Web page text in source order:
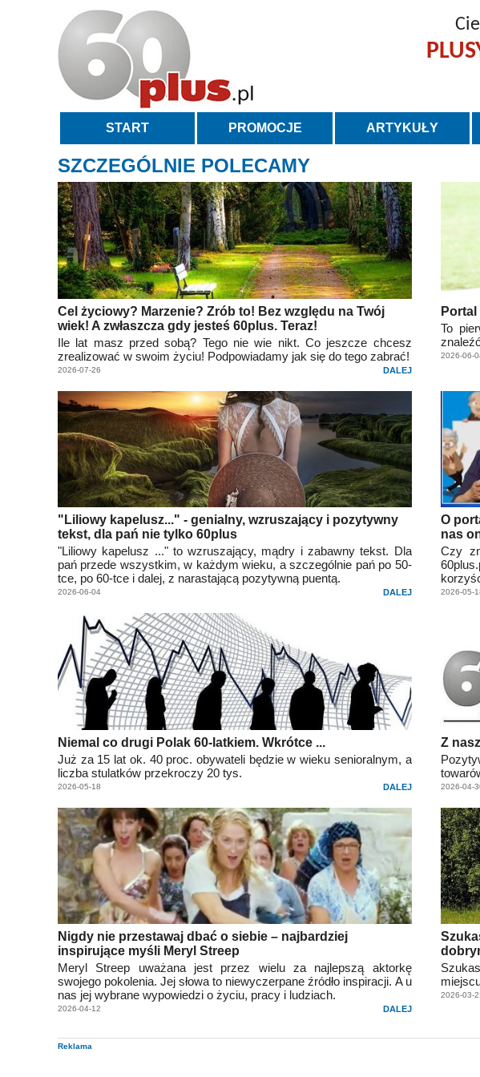
START PROMOCJE ARTYKUŁY
SZCZEGÓLNIE POLECAMY
Cel życiowy? Marzenie? Zrób to! Bez względu na Twój
wiek! A zwłaszcza gdy jesteś 60plus. Teraz!
Ile lat masz przed sobą? Tego nie wie nikt. Co jeszcze chcesz
zrealizować w swoim życiu! Podpowiadamy jak się do tego zabrać!
2026-07-26 DALEJ
To
2026-06-
"Liliowy kapelusz..." - genialny, wzruszający i pozytywny
tekst, dla pań nie tylko 60plus
"Liliowy kapelusz ..." to wzruszający, mądry i zabawny tekst. Dla
pań przede wszystkim, w każdym wieku, a szczególnie pań po 50-
tce, po 60-tce i dalej, z narastającą pozytywną puentą.
2026-06-04 DALEJ
O
nas
Czy
2026-05-
Niemal co drugi Polak 60-latkiem. Wkrótce ...
Już za 15 lat ok. 40 proc. obywateli będzie w wieku senioralnym, a
liczba stulatków przekroczy 20 tys.
2026-05-18 DALEJ
Z
2026-04-
Nigdy nie przestawaj dbać o siebie – najbardziej
inspirujące myśli Meryl Streep
Meryl Streep uważana jest przez wielu za najlepszą aktorkę
swojego pokolenia. Jej słowa to niewyczerpane źródło inspiracji. A u
nas jej wybrane wypowiedzi o życiu, pracy i ludziach.
2026-04-12 DALEJ
2026-03-
Reklama